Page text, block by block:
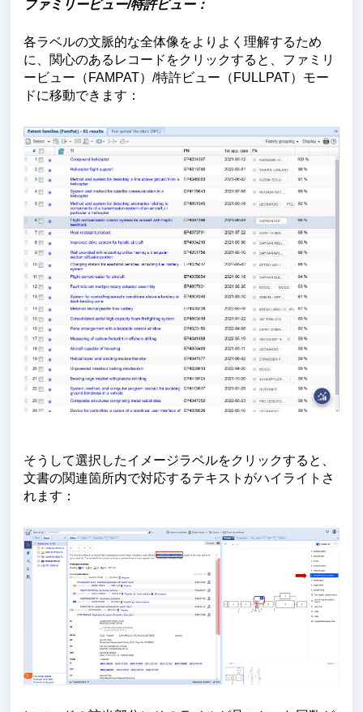
ファミリービュー/特許ビュー：
各ラベルの文脈的な全体像をよりよく理解するため
に、関心のあるレコードをクリックすると、ファミリ
ービュー（FAMPAT）/特許ビュー（FULLPAT）モー
ドに移動できます：
そうして選択したイメージラベルをクリックすると、
文書の関連箇所内で対応するテキストがハイライトさ
れます：